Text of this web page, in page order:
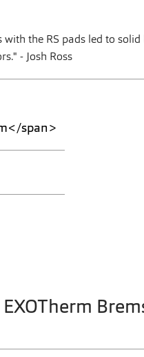
the RS pads led to
" - Josh Ross
span>